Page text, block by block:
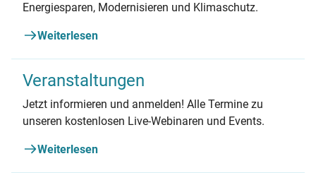
Energiesparen, Modernisieren und Klimaschutz.
Weiterlesen
Veranstaltungen
Jetzt informieren und anmelden! Alle Termine zu
unseren kostenlosen Live-Webinaren und Events.
Weiterlesen